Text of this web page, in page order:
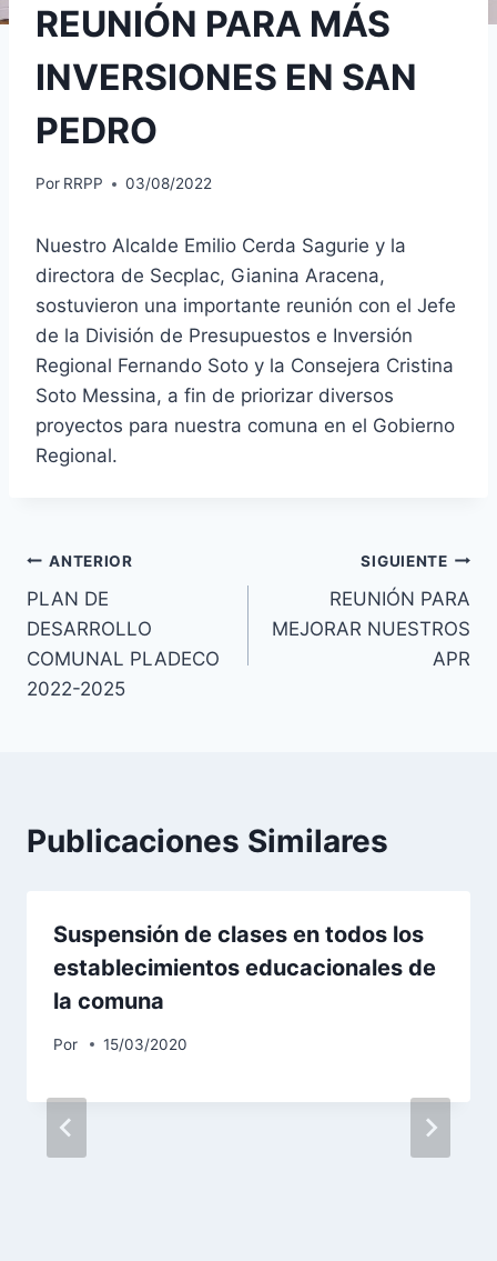
REUNIÓN PARA MÁS
INVERSIONES EN SAN
PEDRO
Por RRPP 03/08/2022
Nuestro Alcalde Emilio Cerda Sagurie y la
directora de Secplac, Gianina Aracena,
sostuvieron una importante reunión con el Jefe
de la División de Presupuestos e Inversión
Regional Fernando Soto y la Consejera Cristina
Soto Messina, a fin de priorizar diversos
proyectos para nuestra comuna en el Gobierno
Regional.
ANTERIOR
PLAN DE
DESARROLLO
COMUNAL PLADECO
2022-2025
SIGUIENTE
REUNIÓN PARA
MEJORAR NUESTROS
APR
Publicaciones Similares
Suspensión de clases en todos los
establecimientos educacionales de
la comuna
Por 15/03/2020